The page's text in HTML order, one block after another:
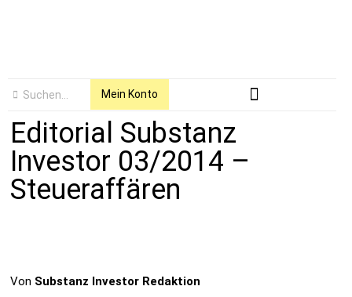
Mein Konto
Editorial Substanz
Investor 03/2014 –
Steueraffären
Von Substanz Investor Redaktion